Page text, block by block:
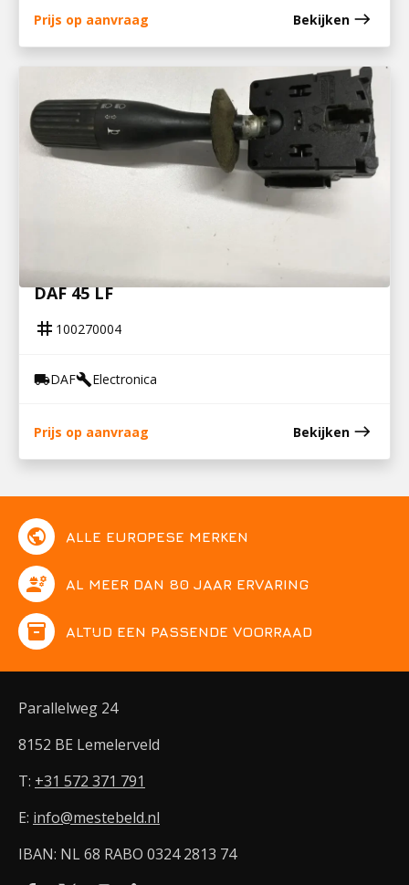
Prijs op aanvraag Bekijken east
COMBI KNIPP / CLAXON SCHAKELAAR
DAF 45 LF
tag 100270004
local_shippingDAFbuildElectronica
Prijs op aanvraag Bekijken east
public ALLE EUROPESE MERKEN
engineering AL MEER DAN 80 JAAR ERVARING
inventory ALTIJD EEN PASSENDE VOORRAAD
Parallelweg 24
8152 BE Lemelerveld
T: +31 572 371 791
E: info@mestebeld.nl
IBAN: NL 68 RABO 0324 2813 74